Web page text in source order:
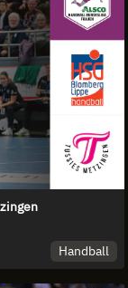
Handball